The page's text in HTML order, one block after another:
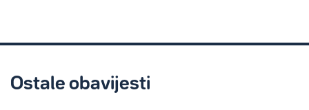
Ostale obavijesti